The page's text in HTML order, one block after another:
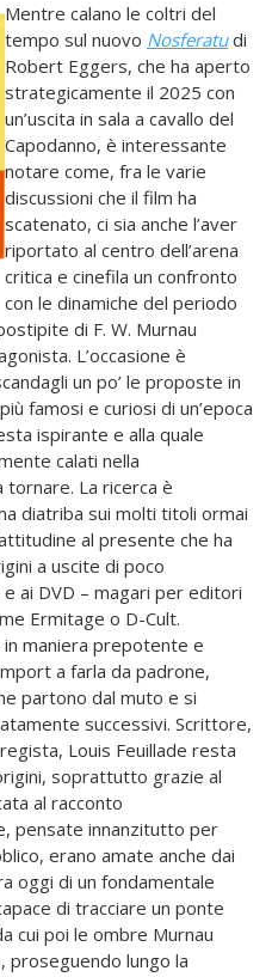
Mentre calano le coltri del
tempo sul nuovo Nosferatudi
Robert Eggers, che ha aperto
strategicamente il 2025 con
un’uscita in sala a cavallo del
Capodanno, è interessante
notare come, fra le varie
discussioni che il film ha
scatenato, ci sia anche l’aver
riportato al centro dell’arena
critica e cinefila un confronto
con le dinamiche del periodo
di F. W. Murnau
L’occasione è
un po’ le proposte in
famosi e curiosi di un’epoca
ispirante e alla quale
calati nella
La ricerca è
diatriba sui molti titoli ormai
al presente che ha
a uscite di poco
ai DVD – magari per editori
Ermitage o D-Cult.
maniera prepotente e
a farla da padrone,
partono dal muto e si
successivi. Scrittore,
Louis Feuillade resta
soprattutto grazie al
al racconto
pensate innanzitutto per
erano amate anche dai
oggi di un fondamentale
di tracciare un ponte
cui poi le ombre Murnau
proseguendo lungo la